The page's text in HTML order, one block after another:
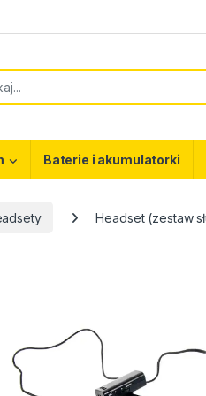
Baterie i akumulatorki
Headset (zestaw